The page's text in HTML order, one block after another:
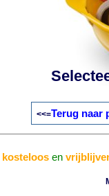
<<=Terug naar
kosteloosen